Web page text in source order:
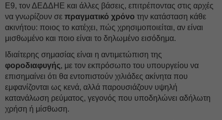
Ε9, τον ΔΕΔΔΗΕ και άλλες βάσεις, επιτρέποντας στις αρχές
να γνωρίζουν σε πραγματικό χρόνο την κατάσταση κάθε
ακινήτου: ποιος το κατέχει, πώς χρησιμοποιείται, αν είναι
μισθωμένο και ποιο είναι το δηλωμένο εισόδημα.
Ιδιαίτερης σημασίας είναι η αντιμετώπιση της
φοροδιαφυγής, με τον εκπρόσωπο του υπουργείου να
επισημαίνει ότι θα εντοπιστούν χιλιάδες ακίνητα που
εμφανίζονται ως κενά, αλλά παρουσιάζουν υψηλή
κατανάλωση ρεύματος, γεγονός που υποδηλώνει αδήλωτη
χρήση ή μίσθωση.